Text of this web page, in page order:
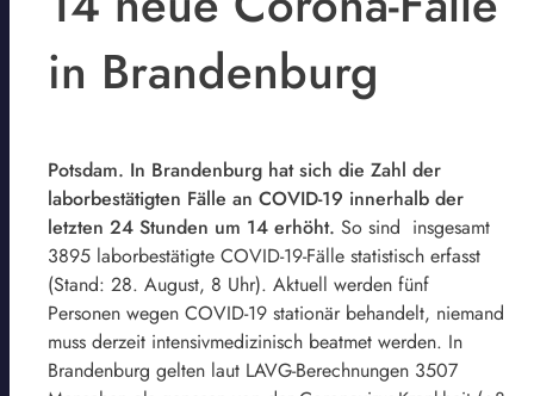
in Brandenburg
Potsdam. In Brandenburg hat sich die Zahl der
laborbestätigten Fälle an COVID-19 innerhalb der
letzten 24 Stunden um 14 erhöht. So sind insgesamt
3895 laborbestätigte COVID-19-Fälle statistisch erfasst
(Stand: 28. August, 8 Uhr). Aktuell werden fünf
Personen wegen COVID-19 stationär behandelt, niemand
muss derzeit intensivmedizinisch beatmet werden. In
Brandenburg gelten laut LAVG-Berechnungen 3507